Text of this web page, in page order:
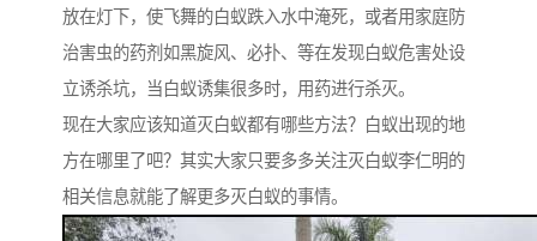
放在灯下，使飞舞的白蚁跌入水中淹死，或者用家庭防
治害虫的药剂如黑旋风、必扑、等在发现白蚁危害处设
立诱杀坑，当白蚁诱集很多时，用药进行杀灭。
现在大家应该知道灭白蚁都有哪些方法？白蚁出现的地
方在哪里了吧？其实大家只要多多关注灭白蚁李仁明的
相关信息就能了解更多灭白蚁的事情。